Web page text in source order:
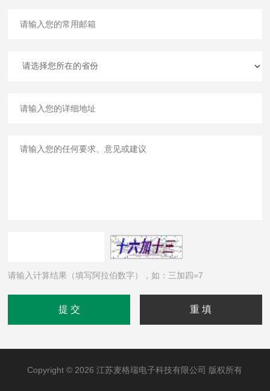
请输入计算结果（填写阿拉伯数字），如：三加四=7
Copyright © 2026 江苏麦格瑞电子科技有限公司 版权所有